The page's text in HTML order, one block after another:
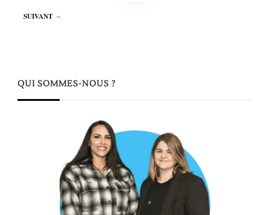
publications
SUIVANT
QUI SOMMES-NOUS ?